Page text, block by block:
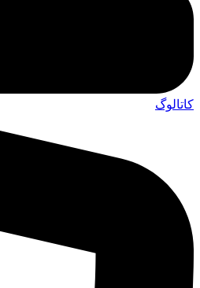
کاتالوگ